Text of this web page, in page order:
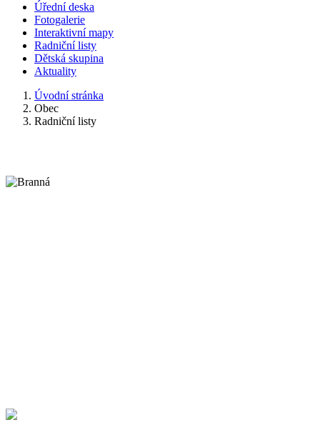
Úřední deska
Fotogalerie
Interaktivní mapy
Radniční listy
Dětská skupina
Aktuality
Úvodní stránka
Obec
Radniční listy